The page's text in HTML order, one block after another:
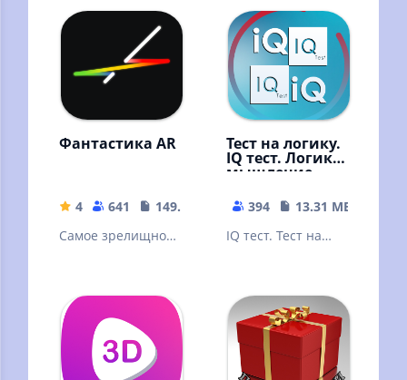
вы можете это
сделать!
советских и
российских домах:
AR и 3D
Фантастика AR
4 641
149.23 MB
Самое зрелищное
Тест на логику.
IQ тест. Логика,
мышление.
394
13.31 MB
IQ тест. Тест на
думает, мысли
радуются !